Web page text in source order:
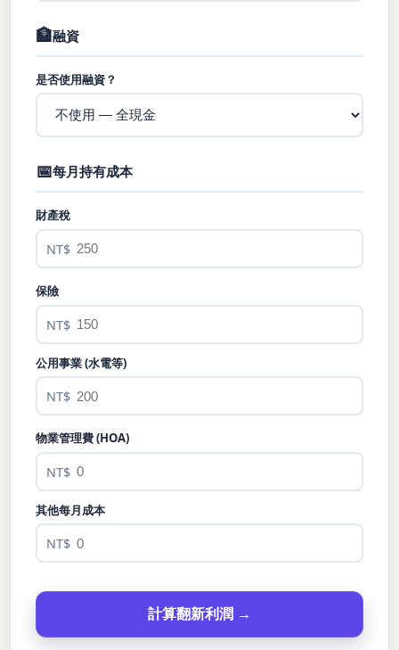
🏦融資
是否使用融資？
📅每月持有成本
財產稅
NT$
保險
NT$
公用事業 (水電等)
NT$
物業管理費 (HOA)
NT$
其他每月成本
NT$
計算翻新利潤 →